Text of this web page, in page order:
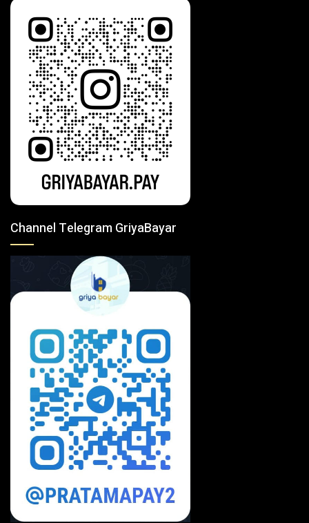
Channel Telegram GriyaBayar